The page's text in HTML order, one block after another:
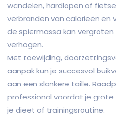
wandelen, hardlopen of
verbranden van calorieën en
de spiermassa kan
verhogen.
Met toewijding,
aanpak kun je succesvol
aan een slankere taille.
professional voordat je grote
je dieet of trainingsroutine.